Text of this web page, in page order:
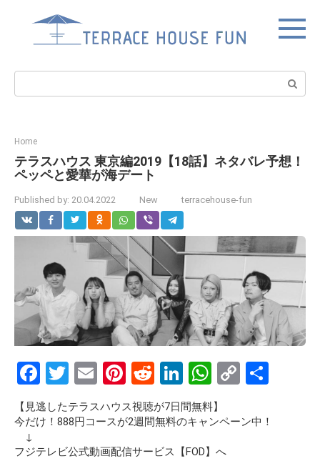
Search:
Home
テラスハウス 東京編2019【18話】ネタバレ予想！
ペッペと愛華が海デート
Published by: 20.04.2022 New terracehouse-fun
F
a
ce
b
T
wi
tt
er
E
m
ail
Pi
nt
er
es
R
e
d
di
Li
n
ke
dI
W
h
at
C
py
【見逃したテラスハウス視聴が7日間無料】
今だけ！888円コースが2週間無料のキャンペーン中！
↓
フジテレビ公式動画配信サービス【FOD】へ